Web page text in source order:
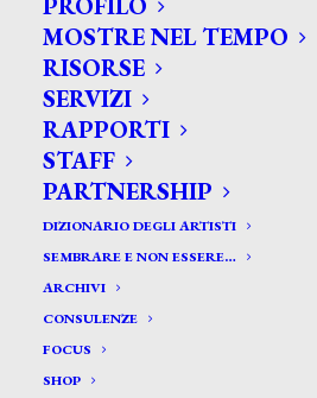
MOSTRE NEL TEMPO
RISORSE
SERVIZI
RAPPORTI
STAFF
PARTNERSHIP
DIZIONARIO DEGLI ARTISTI
SEMBRARE E NON ESSERE…
ARCHIVI
CONSULENZE
FOCUS
SHOP
CERCA TRA GLI ARTISTI:
Search
for:
Calvi Pietro